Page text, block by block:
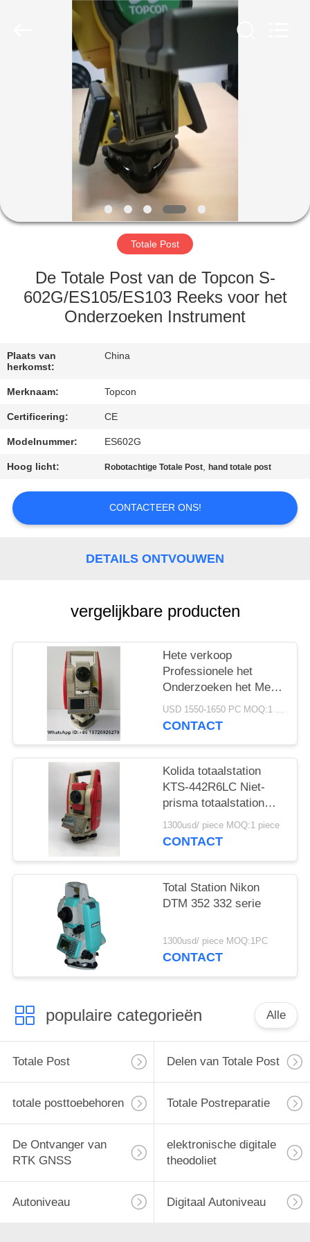
PRODUCTEN
ONGEVEER
FABRIEKSREIS
KWALITEITSCONTROLE
CONTACTEER
CITAAT
SITEMAP
PRIVACY
Totale Post
De Totale Post van de Topcon S-
602G/ES105/ES103 Reeks voor het
Onderzoeken Instrument
Plaats van
herkomst:
China
Merknaam: Topcon
Certificering: CE
Modelnummer: ES602G
Hoog licht: Robotachtige Totale Post,hand totale post
CONTACTEER ONS!
DETAILS ONTVOUWEN
vergelijkbare producten
Hete verkoop
Professionele het
Onderzoeken het Merk
goedkope Totale Post
KTS442R10
USD 1550-1650 PC MOQ:1 pc
CONTACT
Kolida totaalstation
KTS-442R6LC Niet-
prisma totaalstation
600M
1300usd/ piece MOQ:1 piece
CONTACT
Total Station Nikon
DTM 352 332 serie
1300usd/ piece MOQ:1PC
CONTACT
populaire categorieën Alle
Totale Post Delen van Totale Post
totale posttoebehoren Totale Postreparatie
De Ontvanger van
RTK GNSS
elektronische digitale
theodoliet
Autoniveau Digitaal Autoniveau